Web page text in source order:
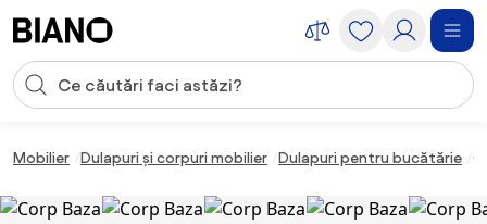
Introducerea căutării
Mobilier Dulapuri și corpuri mobilier Dulapuri pentru bucătărie